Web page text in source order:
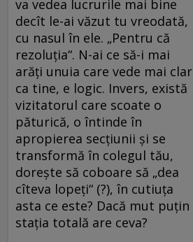
va vedea lucrurile mai bine
decît le-ai văzut tu vreodată,
cu nasul în ele. „Pentru că
rezoluția“. N-ai ce să-i mai
arăți unuia care vede mai clar
ca tine, e logic. Invers, există
vizitatorul care scoate o
păturică, o întinde în
apropierea secțiunii și se
transformă în colegul tău,
dorește să coboare să „dea
cîteva lopeți“ (?), în cutiuța
asta ce este? Dacă mut puțin
stația totală are ceva?